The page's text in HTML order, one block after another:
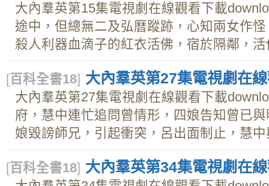
大內羣英第15集電視劇在線觀看下載
途中，但總無二及弘曆蹤跡，心知兩女作
殺人利器血滴子的紅衣活佛，宿於隔鄰，
[百科全書18] 大內羣英第27集電視劇在
大內羣英第27集電視劇在線觀看下載
府，慧中連忙追問曾情形，四娘告知曾已
娘毀謗師兄，引起衝突，呂出面制止，慧
[百科全書18] 大內羣英第34集電視劇在